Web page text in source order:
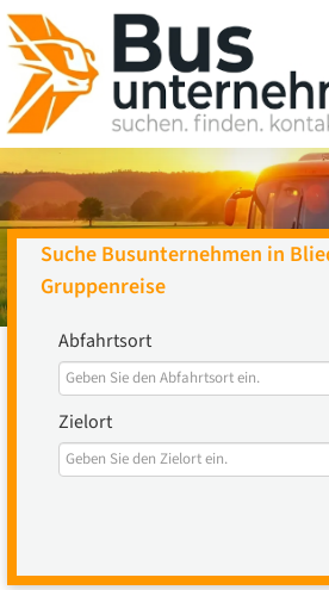
Skip
to
content
Suche Busunternehmen in
Gruppenreise
Abfahrtsort
Zielort